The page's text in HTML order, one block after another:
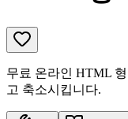
무료 온라인 HTML
고 축소시킵니다.